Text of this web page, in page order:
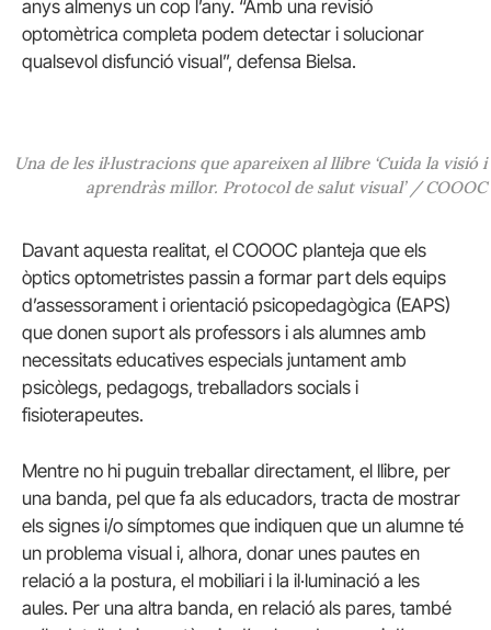
anys almenys un cop l’any. “Amb una revisió
optomètrica completa podem detectar i solucionar
qualsevol disfunció visual”, defensa Bielsa.
Una de les il·lustracions que apareixen al llibre ‘Cuida la visió i
aprendràs millor. Protocol de salut visual’ / COOOC
Davant aquesta realitat, el COOOC planteja que els
òptics optometristes passin a formar part dels equips
d’assessorament i orientació psicopedagògica (EAPS)
que donen suport als professors i als alumnes amb
necessitats educatives especials juntament amb
psicòlegs, pedagogs, treballadors socials i
fisioterapeutes.
Mentre no hi puguin treballar directament, el llibre, per
una banda, pel que fa als educadors, tracta de mostrar
els signes i/o símptomes que indiquen que un alumne té
un problema visual i, alhora, donar unes pautes en
relació a la postura, el mobiliari i la il·luminació a les
aules. Per una altra banda, en relació als pares, també